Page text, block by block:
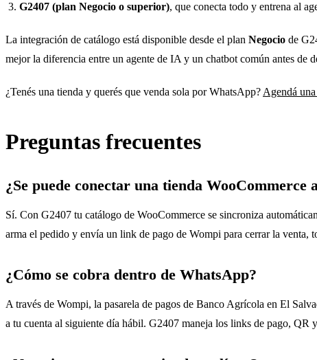
G2407 (plan Negocio o superior), que conecta todo y entrena al
La integración de catálogo está disponible desde el plan Negocio de
mejor la diferencia entre un agente de IA y un chatbot común antes de
¿Tenés una tienda y querés que venda sola por WhatsApp? Agendá
Preguntas frecuentes
¿Se puede conectar una tienda
Sí. Con G2407 tu catálogo de WooCommerce se sincroniza
arma el pedido y envía un link de pago de Wompi para cerrar la venta,
¿Cómo se cobra dentro de WhatsApp?
A través de Wompi, la pasarela de pagos de Banco Agrícola en El
a tu cuenta al siguiente día hábil. G2407 maneja los links de pago, QR